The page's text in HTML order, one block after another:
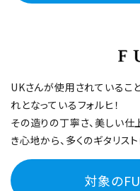
UKさんが使用されているこ
れとなっているフォルヒ！
その造りの丁寧さ、美しい仕
き心地から、多くのギタリス
対象の